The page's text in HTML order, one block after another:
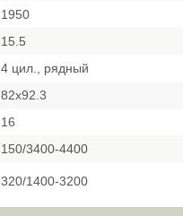
1950
15.5
4 цил., рядный
82x92.3
16
150/3400-4400
320/1400-3200